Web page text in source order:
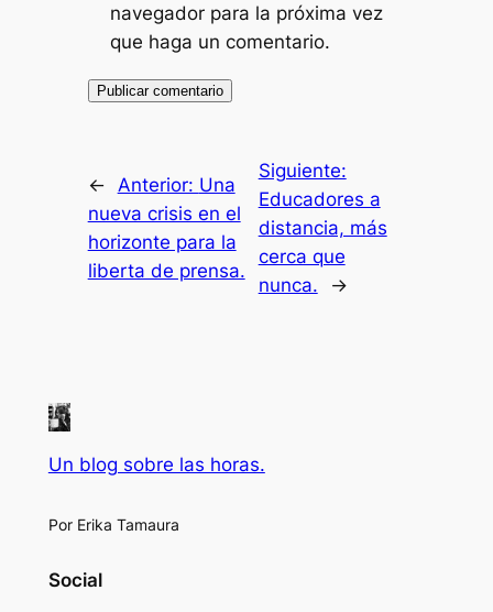
navegador para la próxima vez
que haga un comentario.
← Anterior: Una
nueva crisis en el
horizonte para la
liberta de prensa.
Siguiente:
Educadores a
distancia, más
cerca que
nunca.
→
Un blog sobre las horas.
Por Erika Tamaura
Social